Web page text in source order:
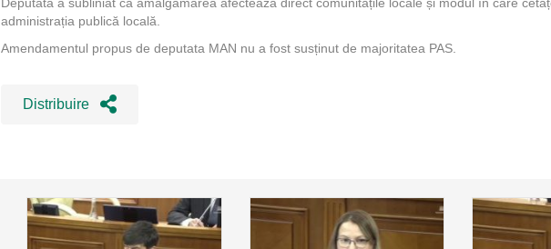
administrația publică locală.
Amendamentul propus de deputata MAN nu a fost susținut de majoritatea PAS.
Distribuire